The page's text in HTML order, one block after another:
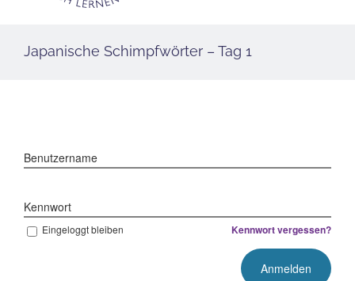
Japanische Schimpfwörter – Tag 1
Benutzername
Kennwort
Eingeloggt bleiben Kennwort vergessen?